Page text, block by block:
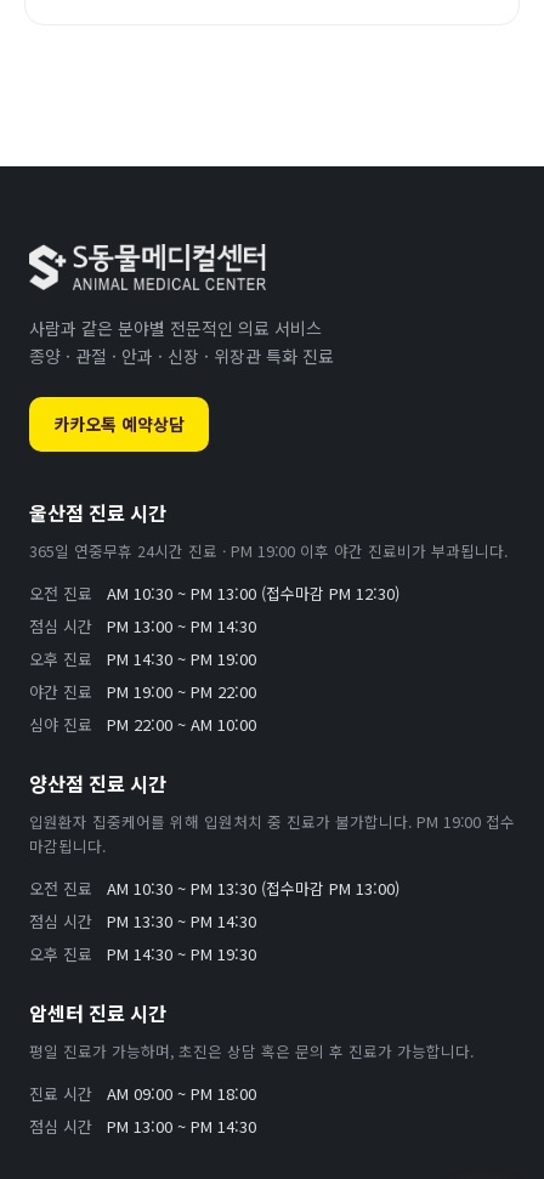
사람과 같은 분야별 전문적인 의료 서비스
종양 · 관절 · 안과 · 신장 · 위장관 특화 진료
카카오톡 예약상담
울산점 진료 시간
365일 연중무휴 24시간 진료 · PM 19:00 이후 야간 진료비가 부과됩니다.
오전 진료
AM 10:30 ~ PM 13:00 (접수마감 PM 12:30)
점심 시간
PM 13:00 ~ PM 14:30
오후 진료
PM 14:30 ~ PM 19:00
야간 진료
PM 19:00 ~ PM 22:00
심야 진료
PM 22:00 ~ AM 10:00
양산점 진료 시간
입원환자 집중케어를 위해 입원처치 중 진료가 불가합니다. PM 19:00 접수
마감됩니다.
오전 진료
AM 10:30 ~ PM 13:30 (접수마감 PM 13:00)
점심 시간
PM 13:30 ~ PM 14:30
오후 진료
PM 14:30 ~ PM 19:30
암센터 진료 시간
평일 진료가 가능하며, 초진은 상담 혹은 문의 후 진료가 가능합니다.
진료 시간
AM 09:00 ~ PM 18:00
점심 시간
PM 13:00 ~ PM 14:30